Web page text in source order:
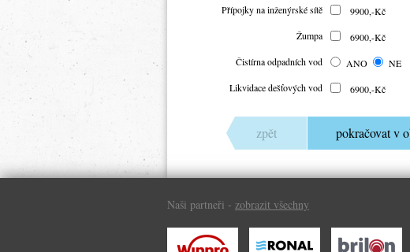
Přípojky na inženýrské sítě
9900,-Kč
Žumpa
6900,-Kč
Čistírna odpadních vod
ANO NE
Likvidace dešťových vod 6900,-Kč
Naši partneři - zobrazit všechny